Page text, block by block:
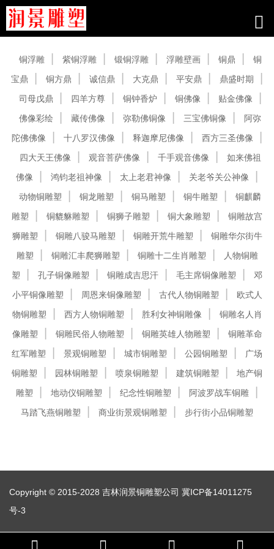
铜浮雕 紫铜浮雕 锻铜浮雕 浮雕壁画 铜鼎
铜
宝鼎
铜方鼎 诚信鼎 大克鼎 平安鼎
鼎盛时期
司母戊鼎
四羊方尊 铜钟香炉 铜佛像
贴金佛像
佛像彩绘
藏传佛像 弥勒佛铜像 三宝佛铜像
阿弥
陀佛佛像
十八罗汉佛像 释迦摩尼佛像
西方三圣佛像
四大天王佛像
观音菩萨佛像 千手观音佛像
如来佛祖
佛像
鸿钧老祖神像 太上老君神像
关老爷关公神像
动物铜雕塑
铜龙雕塑 铜马雕塑 铜牛雕塑
铜麒麟
雕塑
铜貔貅雕塑 铜狮子雕塑 铜大象雕塑
铜雕故宫
狮雕塑
铜雕八骏马雕塑 铜雕开荒牛雕塑
铜雕华尔街牛
雕塑
铜雕汇丰爬狮雕塑 铜雕十二生肖雕塑
人物铜雕
塑
孔子铜像雕塑 铜雕成吉思汗 毛主席铜像雕塑
邓
小平铜像雕塑
周恩来铜像雕塑 古代人物铜雕塑
欧式人
物铜雕塑
西方人物铜雕塑 胜利女神铜雕像
铜雕名人肖
像雕塑
铜雕民俗人物雕塑 铜雕英雄人物雕塑
铜雕革命
红军雕塑
景观铜雕塑 城市铜雕塑 公园铜雕塑
广场
铜雕塑
园林铜雕塑 喷泉铜雕塑 建筑铜雕塑
地产铜
雕塑
地动仪铜雕塑 纪念性铜雕塑
阿波罗战车铜雕
马踏飞燕铜雕塑
商业街景观铜雕塑 步行街小品铜雕塑
Copyright © 2015-2028 吉林润景铜雕塑公司 冀ICP备14011275
号-3